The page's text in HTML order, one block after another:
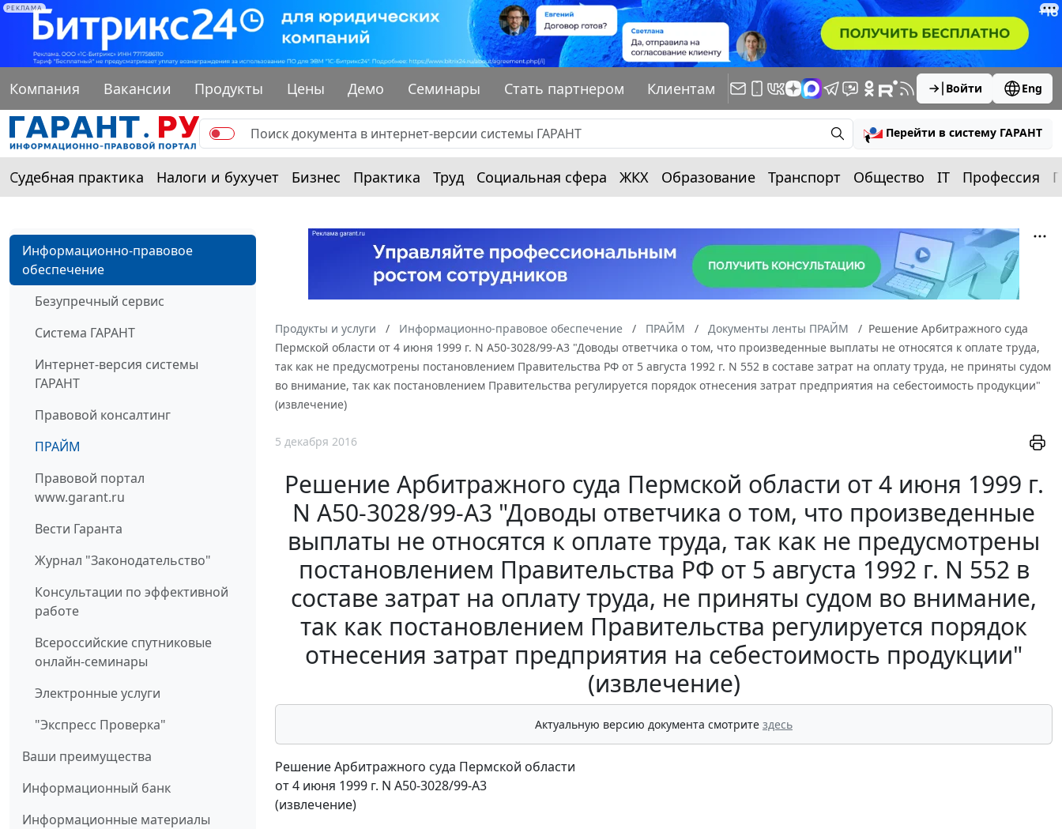
РЕКЛАМА
Компания Вакансии Продукты Цены Демо Семинары Стать партнером Клиентам Войти Eng
Перейти в систему ГАРАНТ
Судебная практика Налоги и бухучет Бизнес Практика Труд Социальная сфера ЖКХ Образование Транспорт Общество IT Профессия
Информационно-правовое
обеспечение
Безупречный сервис
Система ГАРАНТ
Интернет-версия системы
ГАРАНТ
Правовой консалтинг
ПРАЙМ
Правовой портал
www.garant.ru
Вести Гаранта
Журнал "Законодательство"
Консультации по эффективной
работе
Всероссийские спутниковые
онлайн-семинары
Электронные услуги
"Экспресс Проверка"
Ваши преимущества
Информационный банк
Информационные материалы
Продукты и услуги Информационно-правовое обеспечение ПРАЙМ Документы ленты ПРАЙМ
Решение Арбитражного суда
Пермской области от 4 июня 1999 г. N А50-3028/99-А3 "Доводы ответчика о том, что произведенные выплаты не относятся к оплате труда,
так как не предусмотрены постановлением Правительства РФ от 5 августа 1992 г. N 552 в составе затрат на оплату труда, не приняты судом
во внимание, так как постановлением Правительства регулируется порядок отнесения затрат предприятия на себестоимость продукции"
(извлечение)
5 декабря 2016
Решение Арбитражного суда Пермской области от 4 июня 1999 г.
N А50-3028/99-А3 "Доводы ответчика о том, что произведенные
выплаты не относятся к оплате труда, так как не предусмотрены
постановлением Правительства РФ от 5 августа 1992 г. N 552 в
составе затрат на оплату труда, не приняты судом во внимание,
так как постановлением Правительства регулируется порядок
отнесения затрат предприятия на себестоимость продукции"
(извлечение)
Актуальную версию документа смотрите здесь
Решение Арбитражного суда Пермской области
от 4 июня 1999 г. N А50-3028/99-А3
(извлечение)